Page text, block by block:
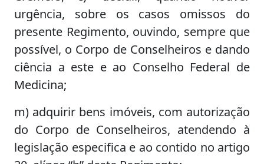
urgência, sobre os casos omissos do
presente Regimento, ouvindo, sempre que
possível, o Corpo de Conselheiros e dando
ciência a este e ao Conselho Federal de
Medicina;
m) adquirir bens imóveis, com autorização
do Corpo de Conselheiros, atendendo à
legislação especifica e ao contido no artigo